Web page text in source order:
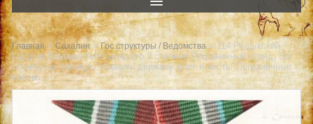
Главная » Сахалин»Гос.структуры / Ведомства» 114 Рущукский
Ордена Богдана Хмельницкого 2 степени Пограничный отряд, За
службу на границе / Хранить державу долг и честь! Пограничные
войска